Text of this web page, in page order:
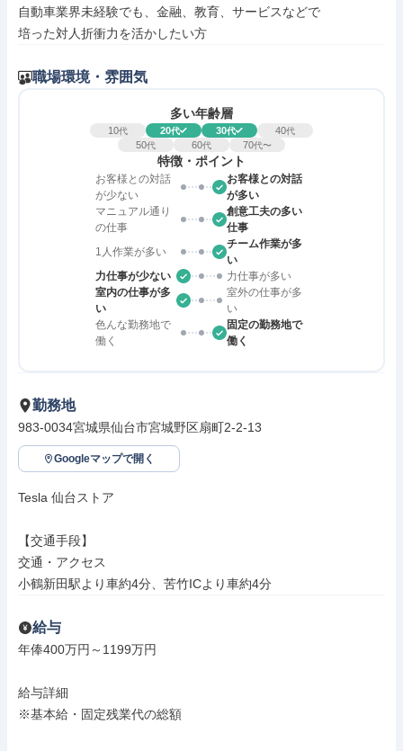
自動車業界未経験でも、金融、教育、サービスなどで
培った対人折衝力を活かしたい方
職場環境・雰囲気
多い年齢層
10代 20代 30代 40代
50代 60代 70代〜
特徴・ポイント
お客様との対話
が少ない
お客様との対話
が多い
マニュアル通り
の仕事
創意工夫の多い
仕事
1人作業が多い
チーム作業が多
い
力仕事が少ない
力仕事が多い
室内の仕事が多
い
室外の仕事が多
い
色んな勤務地で
働く
固定の勤務地で
働く
勤務地
983-0034宮城県仙台市宮城野区扇町2-2-13
Googleマップで開く
Tesla 仙台ストア
【交通手段】
交通・アクセス
小鶴新田駅より車約4分、苦竹ICより車約4分
給与
年俸400万円～1199万円
給与詳細
※基本給・固定残業代の総額